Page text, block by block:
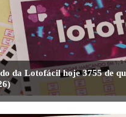
da Lotofácil hoje 3755 de